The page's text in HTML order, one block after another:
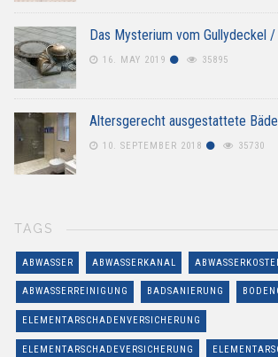
Das Mysterium vom Gullydeckel
16. MAY 2019 35895
Altersgerecht ausgestattete
10. SEPTEMBER 2018 35730
TAGS
ABWASSER ABWASSERKANAL
ABWASSERREINIGUNG BADSANIERUNG
ELEMENTARSCHADENVERSICHERUNG
ELEMENTARSCHADEVERSICHERUNG